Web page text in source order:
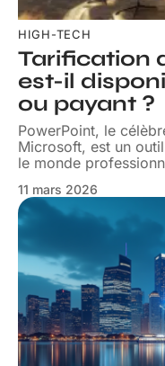
HIGH-TECH
Tarification
est-il
ou payant ?
PowerPoint, le
Microsoft, est un
le monde
11 mars 2026